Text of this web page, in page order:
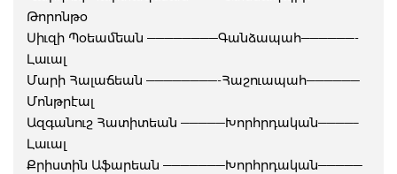
Թորոնթօ
Սիւզի Պօեամեան ————————Գանձապահ——————-
Լաւալ
Մարի Հալաճեան ————————-Հաշուապահ——————
Մոնթրէալ
Ազգանուշ Հատիտեան —————Խորհրդական————–
Լաւալ
Քրիստին Աֆարեան ———————Խորհրդական—————